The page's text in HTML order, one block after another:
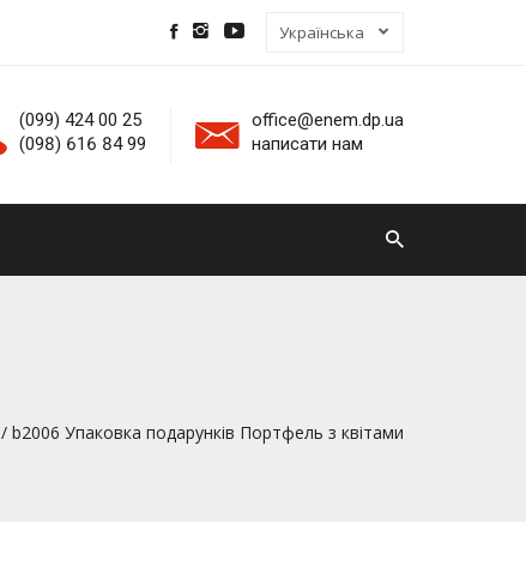
(099) 424 00 25
(098) 616 84 99
office@enem.dp.ua
написати нам
/ b2006 Упаковка подарунків Портфель з квітами